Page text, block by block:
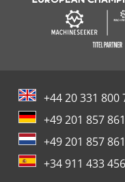
+44 20 331 800
+49 201 857
+49 201 857
+34 911 433 456